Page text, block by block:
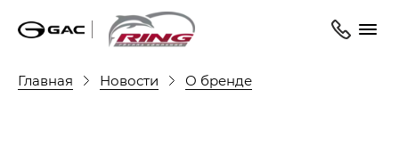
Главная Новости О бренде